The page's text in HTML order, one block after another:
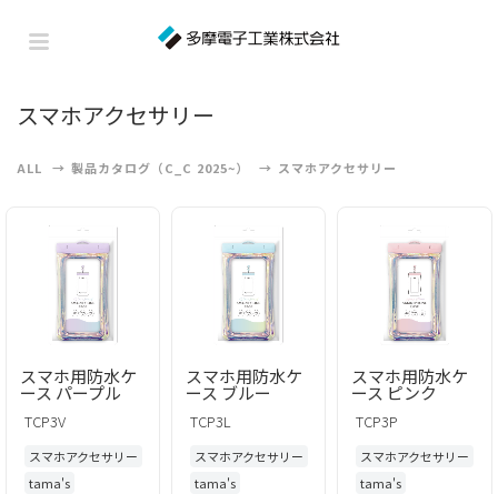
スマホアクセサリー
ALL 製品カタログ（C_C 2025~） スマホアクセサリー
スマホ用防水ケ
ース パープル
TCP3V
スマホアクセサリー
tama's
スマホ用防水ケ
ース ブルー
TCP3L
スマホアクセサリー
tama's
スマホ用防水ケ
ース ピンク
TCP3P
スマホアクセサリー
tama's